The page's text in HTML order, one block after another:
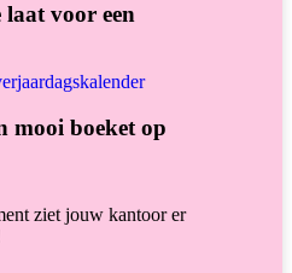
laat voor een
mooi boeket op
ziet jouw kantoor er